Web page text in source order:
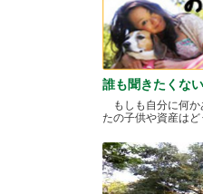
誰も聞きたくな
もしも自分に何か
たの子供や資産はど